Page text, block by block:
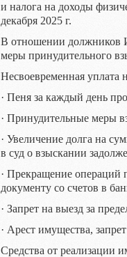
и налога на доходы
декабря 2025 г.
В отношении должников
меры принудительного
Несвоевременная уплата
· Пеня за каждый день
· Принудительные меры
· Увеличение долга на
в суд о взыскании
· Прекращение операций
документу со счетов в
· Запрет на выезд за
· Арест имущества,
Средства от реализации